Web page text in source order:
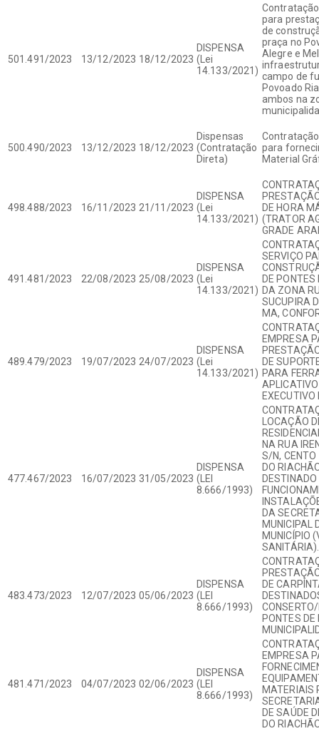
501.491/2023 13/12/2023 18/12/2023
DISPENSA
(Lei
14.133/2021)
para
de
praça no
Alegre e
campo de
Povoado
ambos na
500.490/2023 13/12/2023 18/12/2023
Dispensas
(Contratação
Direta)
para
Material
498.488/2023 16/11/2023 21/11/2023
DISPENSA
(Lei
14.133/2021)
DE HORA
(TRATOR
GRADE
491.481/2023 22/08/2023 25/08/2023
DISPENSA
(Lei
14.133/2021)
SERVIÇO
DE PONTES
DA ZONA
SUCUPIRA
MA,
489.479/2023 19/07/2023 24/07/2023
DISPENSA
(Lei
14.133/2021)
EMPRESA
DE
PARA
EXECUTIVO
477.467/2023 16/07/2023 31/05/2023
DISPENSA
(LEI
8.666/1993)
LOCAÇÃO
NA RUA
S/N, CENTO
DO
DA
MUNICIPAL
MUNICÍPIO
SANITÁRIA).
483.473/2023 12/07/2023 05/06/2023
DISPENSA
(LEI
8.666/1993)
DE
PONTES
481.471/2023 04/07/2023 02/06/2023
DISPENSA
(LEI
8.666/1993)
EMPRESA
MATERIAIS
DE SAÚDE
DO